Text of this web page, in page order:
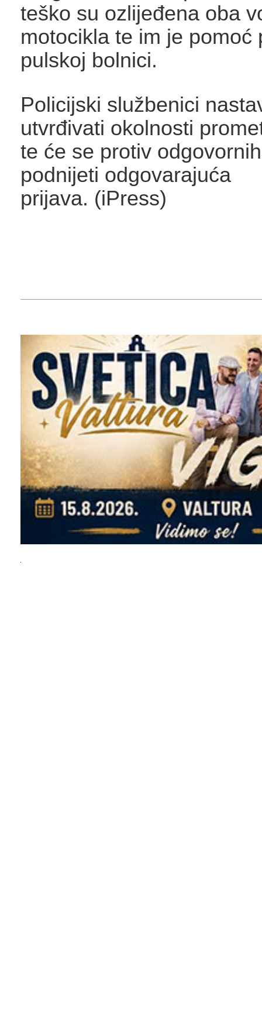
teško su ozlijeđena oba
motocikla te im je pomoć
pulskoj bolnici.
Policijski službenici
utvrđivati okolnosti
te će se protiv
podnijeti odgovarajuća
prijava. (iPress)